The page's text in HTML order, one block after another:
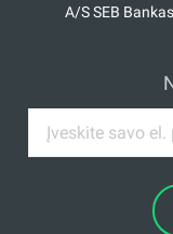
A/S SEB